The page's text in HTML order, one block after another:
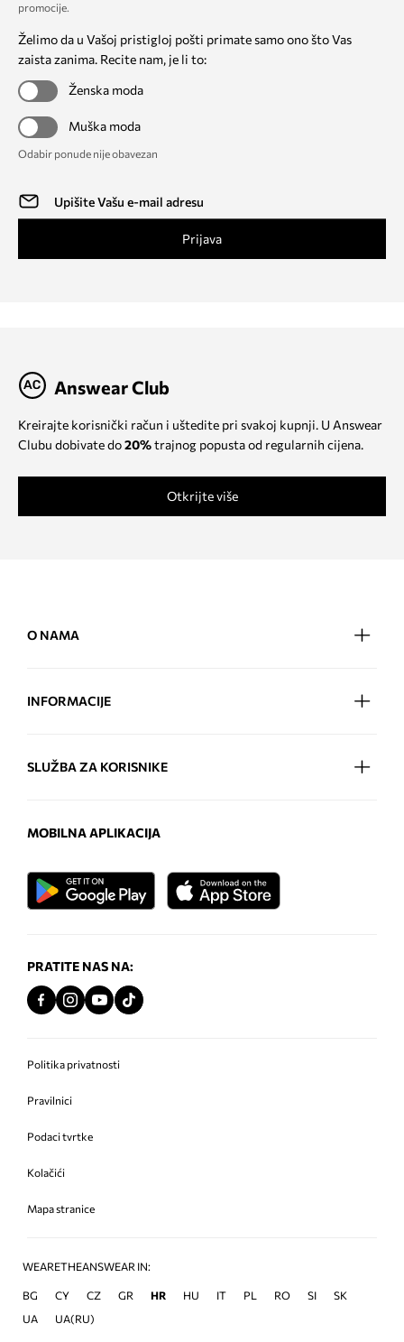
promocije.
Želimo da u Vašoj pristigloj pošti primate samo ono što Vas
zaista zanima. Recite nam, je li to:
Ženska moda
Muška moda
Odabir ponude nije obavezan
Prijava
Answear Club
Kreirajte korisnički račun i uštedite pri svakoj kupnji. U Answear
Clubu dobivate do20%trajnog popusta od regularnih cijena.
Otkrijte više
O NAMA
INFORMACIJE
SLUŽBA ZA KORISNIKE
MOBILNA APLIKACIJA
PRATITE NAS NA:
Politika privatnosti
Pravilnici
Podaci tvrtke
Kolačići
Mapa stranice
WEARETHEANSWEAR IN:
BG CY CZ GR HR HU IT PL RO SI
SK
UA
UA(RU)